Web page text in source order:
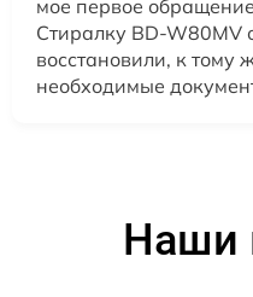
мое первое
Стиралку BD-W80MV
восстановили, к тому
необходимые
Наши